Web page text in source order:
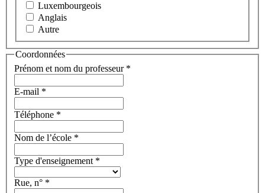
Luxembourgeois
Anglais
Autre
Coordonnées
Prénom et nom du professeur *
E-mail *
Téléphone *
Nom de l’école *
Type d'enseignement *
Rue, n° *